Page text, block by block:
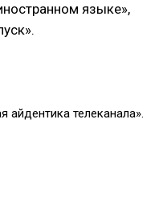
языке»,
айдентика телеканала».